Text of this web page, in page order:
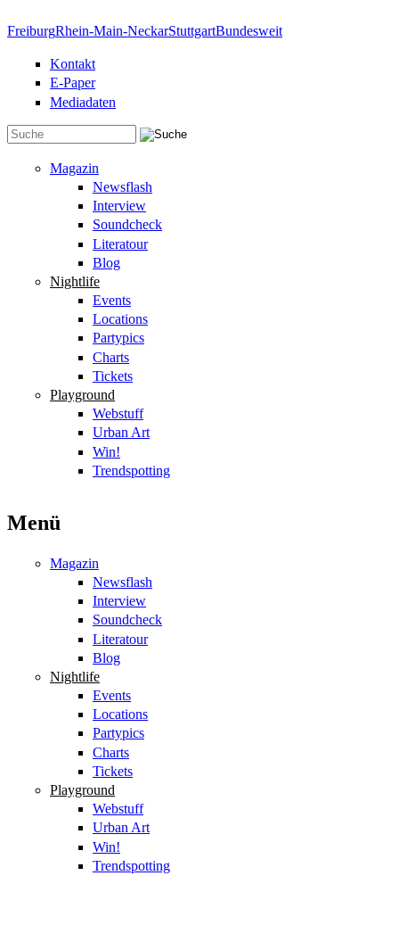
FreiburgRhein-Main-NeckarStuttgartBundesweit
Kontakt
E-Paper
Mediadaten
Magazin
Newsflash
Interview
Soundcheck
Literatour
Blog
Nightlife
Events
Locations
Partypics
Charts
Tickets
Playground
Webstuff
Urban Art
Win!
Trendspotting
Menü
Magazin
Newsflash
Interview
Soundcheck
Literatour
Blog
Nightlife
Events
Locations
Partypics
Charts
Tickets
Playground
Webstuff
Urban Art
Win!
Trendspotting